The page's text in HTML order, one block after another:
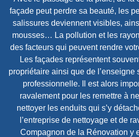
façade peut perdre sa beauté, les
salissures deviennent visibles,
mousses… La pollution et les
des facteurs qui peuvent rendre
Les façades représentent
propriétaire ainsi que de l’enseigne
professionnelle. Il est alors
ravalement pour les remettre à
nettoyer les enduits qui s’y
l’entreprise de nettoyage et de
Compagnon de la Rénovation y